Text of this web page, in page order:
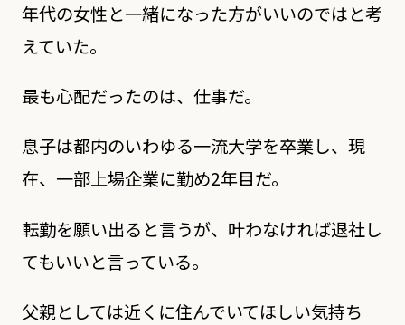
年代の女性と一緒になった方がいいのではと考
えていた。
最も心配だったのは、仕事だ。
息子は都内のいわゆる一流大学を卒業し、現
在、一部上場企業に勤め2年目だ。
転勤を願い出ると言うが、叶わなければ退社し
てもいいと言っている。
父親としては近くに住んでいてほしい気持ち